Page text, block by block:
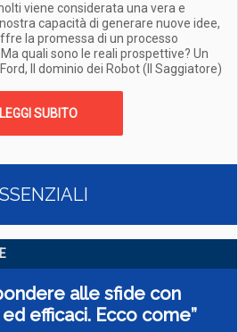
viene considerata una vera e
capacità di generare nuove idee,
la promessa di un processo
quali sono le reali prospettive? Un
Il dominio dei Robot (Il Saggiatore)
LEGGI SUBITO
alle sfide con
efficaci. Ecco come”